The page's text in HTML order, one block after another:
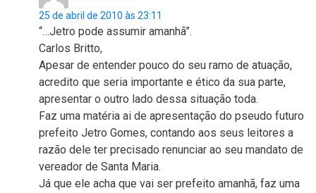
25 de abril de 2010 às 23:11
“…Jetro pode assumir amanhã”.
Carlos Britto,
Apesar de entender pouco do seu ramo de atuação,
acredito que seria importante e ético da sua parte,
apresentar o outro lado dessa situação toda.
Faz uma matéria ai de apresentação do pseudo futuro
prefeito Jetro Gomes, contando aos seus leitores a
razão dele ter precisado renunciar ao seu mandato de
vereador de Santa Maria.
Já que ele acha que vai ser prefeito amanhã, faz uma